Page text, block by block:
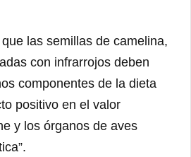
las semillas de camelina,
con infrarrojos deben
componentes de la dieta
positivo en el valor
y los órganos de aves